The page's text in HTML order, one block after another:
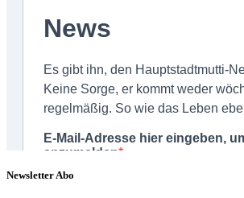
Newsletter Abo